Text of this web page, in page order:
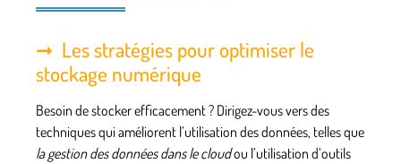
Les stratégies pour optimiser le
stockage numérique
Besoin de stocker efficacement ? Dirigez-vous vers des
techniques qui améliorent l’utilisation des données, telles que
la gestion des données dans le cloudou l’utilisation d’outils